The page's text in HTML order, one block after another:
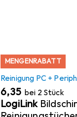
MENGENRABATT
Reinigung PC +
EUR
6,35 bei 2 Stück
LogiLink